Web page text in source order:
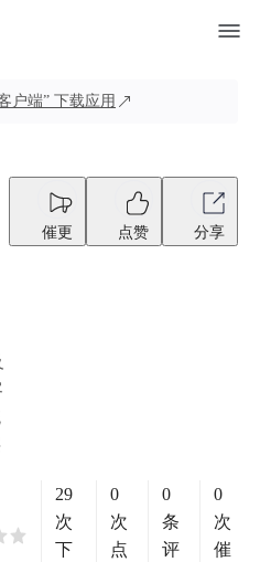
户端” 下载应用
催更 点赞 分享
29
次
下
0
次
点
0
条
评
0
次
催